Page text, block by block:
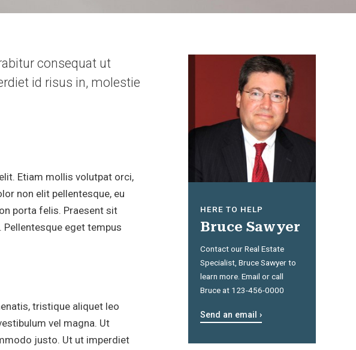
consequat ut
id risus in, molestie
Etiam mollis volutpat orci,
non elit pellentesque, eu
porta felis. Praesent sit
eget tempus
tristique aliquet leo
vel magna. Ut
justo. Ut ut imperdiet
HERE TO HELP
Bruce Sawyer
Contact our Real Estate
Specialist, Bruce Sawyer to
learn more. Email or call
Bruce at 123-456-0000
Send an email ›